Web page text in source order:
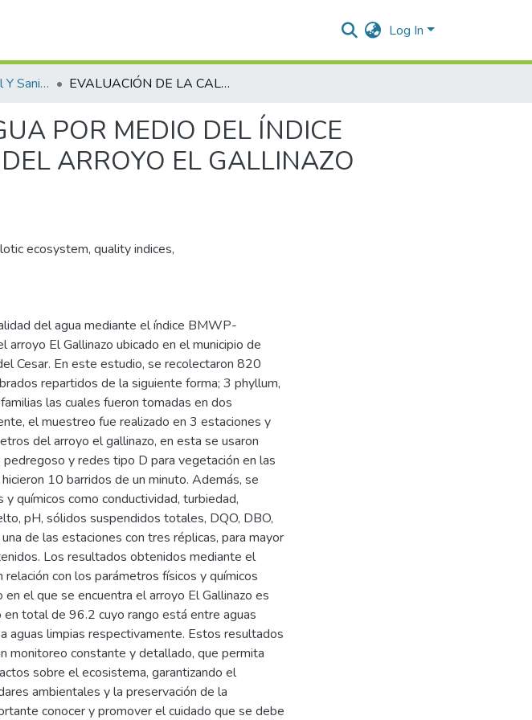
Log In
Ingeniería Ambiental Y Sanitaria EVALUACIÓN DE LA CALIDAD DEL AGUA POR MEDIO DEL ÍNDICE BMWP-COLOMBIA EN UNA SECCIÓN DEL ARROYO EL GALLINAZO (AGUACHICA, CESAR – COLOMBIA)
POR MEDIO DEL ÍNDICE
ARROYO EL GALLINAZO
ecosystem, quality indices,
del agua mediante el índice BMWP-
arroyo El Gallinazo ubicado en el municipio de
Cesar. En este estudio, se recolectaron 820
repartidos de la siguiente forma; 3 phyllum,
las cuales fueron tomadas en dos
el muestreo fue realizado en 3 estaciones y
del arroyo el gallinazo, en esta se usaron
y redes tipo D para vegetación en las
10 barridos de un minuto. Además, se
químicos como conductividad, turbiedad,
pH, sólidos suspendidos totales, DQO, DBO,
de las estaciones con tres réplicas, para mayor
Los resultados obtenidos mediante el
con los parámetros físicos y químicos
el que se encuentra el arroyo El Gallinazo es
total de 96.2 cuyo rango está entre aguas
aguas limpias respectivamente. Estos resultados
monitoreo constante y detallado, que permita
sobre el ecosistema, garantizando el
ambientales y la preservación de la
conocer y promover el cuidado que se debe